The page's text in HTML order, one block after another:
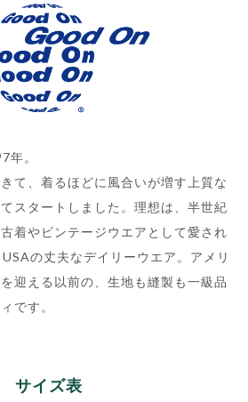
年。
て、着るほどに風合いが増す上質な
スタートしました。理想は、半世紀
着やビンテージウエアとして愛され
の丈夫なデイリーウエア。アメリ
迎える以前の、生地も縫製も一級品
です。
サイズ表